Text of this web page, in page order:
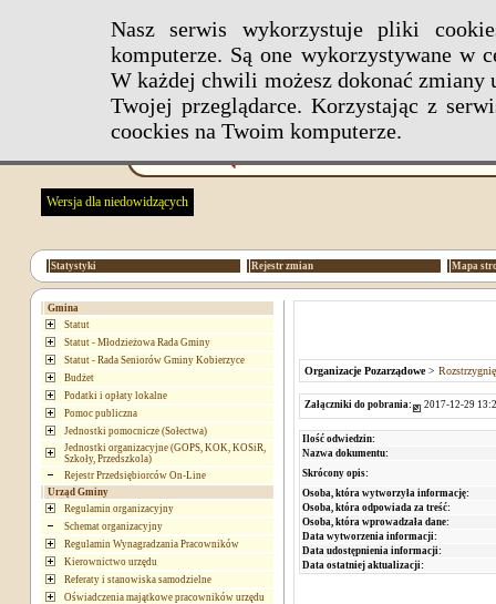
Nasz serwis wykorzystuje pliki
komputerze. Są one wykorzystywane w
W każdej chwili możesz dokonać
Twojej przeglądarce. Korzystając z
coockies na Twoim komputerze.
Wersja dla niedowidzących
Statystyki Rejestr zmian Mapa
Gmina
Statut
Statut - Młodzieżowa Rada Gminy
Statut - Rada Seniorów Gminy Kobierzyce
Budżet
Podatki i opłaty lokalne
Pomoc publiczna
Jednostki pomocnicze (Sołectwa)
Jednostki organizacyjne (GOPS, KOK, KOSiR,
Szkoły, Przedszkola)
Rejestr Przedsiębiorców On-Line
Urząd Gminy
Regulamin organizacyjny
Schemat organizacyjny
Regulamin Wynagradzania Pracowników
Kierownictwo urzędu
Referaty i stanowiska samodzielne
Oświadczenia majątkowe pracowników urzędu
Organizacje Pozarządowe>
Załączniki do pobrania: 2017-12-29
Ilość odwiedzin:
Nazwa dokumentu:
Skrócony opis:
Osoba, która wytworzyła informację:
Osoba, która odpowiada za treść:
Osoba, która wprowadzała dane:
Data wytworzenia informacji:
Data udostępnienia informacji:
Data ostatniej aktualizacji: